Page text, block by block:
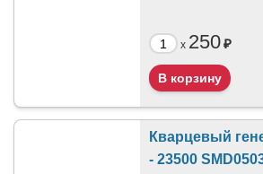
x 250₽
Кварцевый
- 23500